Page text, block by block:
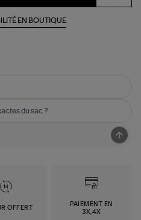
EN BOUTIQUE
du sac ?
OFFERT
PAIEMENT EN
3X,4X